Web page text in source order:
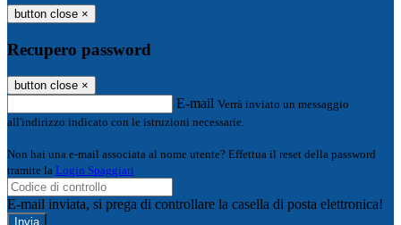
button close ×
Recupero password
button close ×
E-mail Verrà inviato un messaggio
all'indirizzo indicato con le istruzioni necessarie.
Non hai una e-mail associata al nome utente? Effettua il reset della password
tramite la Login Spaggiari
E-mail inviata, si prega di controllare la casella di posta elettronica!